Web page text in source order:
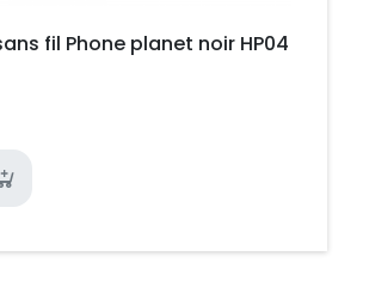
fil Phone planet noir HP04